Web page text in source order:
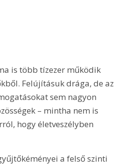
is több tízezer működik
Felújításuk drága, de az
sem nagyon
– mintha nem is
hogy életveszélyben
a felső szinti